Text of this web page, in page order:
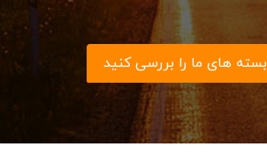
بسته های ما را بررسی کنید